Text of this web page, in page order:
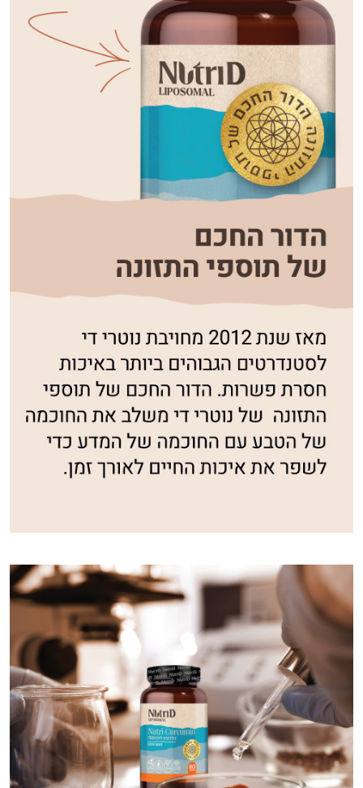
אני כאן כדי לעזור לך להתאים את תוספי
התזונה ומוצרי הבריאות המדויקים למטרות
ולמצב הגופני שלך, ולהסביר לך אילו רכיבים
עובדים יחד כדי למקסם תוצאות גם בחיי היום
יום וגם בתחום הכושר והספורט.
המטרה שלי היא להתאים עבורך המלצות
אישיות מבוססות מדעית.
זה הזמן להתחיל. איך אוכל לעזור?